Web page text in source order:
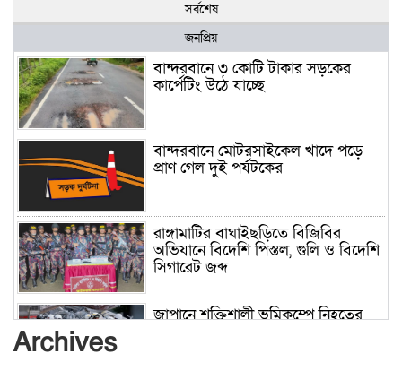
সর্বশেষ
জনপ্রিয়
বান্দরবানে ৩ কোটি টাকার সড়কের
কার্পেটিং উঠে যাচ্ছে
বান্দরবানে মোটরসাইকেল খাদে পড়ে
প্রাণ গেল দুই পর্যটকের
রাঙ্গামাটির বাঘাইছড়িতে বিজিবির
অভিযানে বিদেশি পিস্তল, গুলি ও বিদেশি
সিগারেট জব্দ
জাপানে শক্তিশালী ভূমিকম্পে নিহতের
Archives